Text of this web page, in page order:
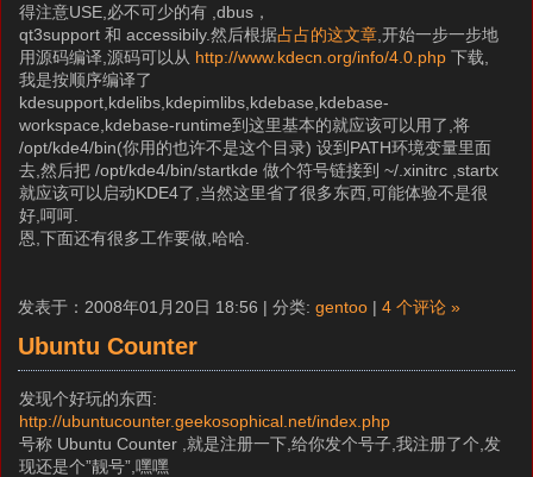
得注意USE,必不可少的有 ,dbus，
qt3support 和 accessibily.然后根据占占的这文章 ,开始一步一步地
用源码编译,源码可以从 http://www.kdecn.org/info/4.0.php 下载,
我是按顺序编译了
kdesupport,kdelibs,kdepimlibs,kdebase,kdebase-
workspace,kdebase-runtime到这里基本的就应该可以用了,将
/opt/kde4/bin(你用的也许不是这个目录) 设到PATH环境变量里面
去,然后把 /opt/kde4/bin/startkde 做个符号链接到 ~/.xinitrc ,startx
就应该可以启动KDE4了,当然这里省了很多东西,可能体验不是很
好,呵呵.
恩,下面还有很多工作要做,哈哈.
发表于：2008年01月20日 18:56 | 分类: gentoo | 4 个评论 »
Ubuntu Counter
发现个好玩的东西:
http://ubuntucounter.geekosophical.net/index.php
号称 Ubuntu Counter ,就是注册一下,给你发个号子,我注册了个,发
现还是个”靓号”,嘿嘿